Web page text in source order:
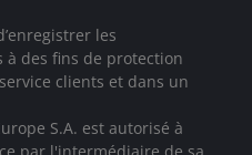
les
à des fins de protection
clients et dans un
S.A. est autorisé à